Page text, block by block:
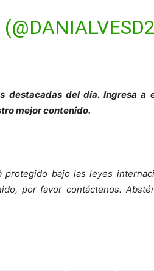
destacadas del día. Ingresa a
mejor contenido.
bajo las leyes
por favor contáctenos.